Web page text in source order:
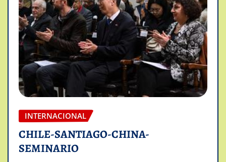
INTERNACIONAL
CHILE-SANTIAGO-CHINA-
SEMINARIO